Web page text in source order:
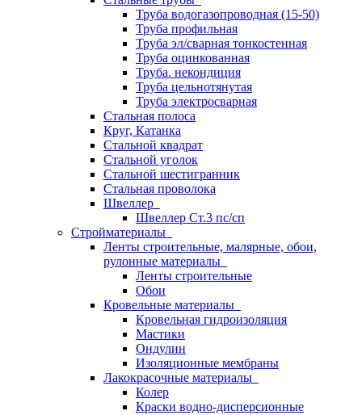
Труба водогазопроводная (15-50)
Труба профильная
Труба эл/сварная тонкостенная
Труба оцинкованная
Труба. некондиция
Труба цельнотянутая
Труба электросварная
Стальная полоса
Круг, Катанка
Стальной квадрат
Стальной уголок
Стальной шестигранник
Стальная проволока
Швеллер
Швеллер Ст.3 пс/сп
Стройматериалы
Ленты строительные, малярные, обои,
рулонные материалы
Ленты строительные
Обои
Кровельные материалы
Кровельная гидроизоляция
Мастики
Ондулин
Изоляционные мембраны
Лакокрасочные материалы
Колер
Краски водно-дисперсионные